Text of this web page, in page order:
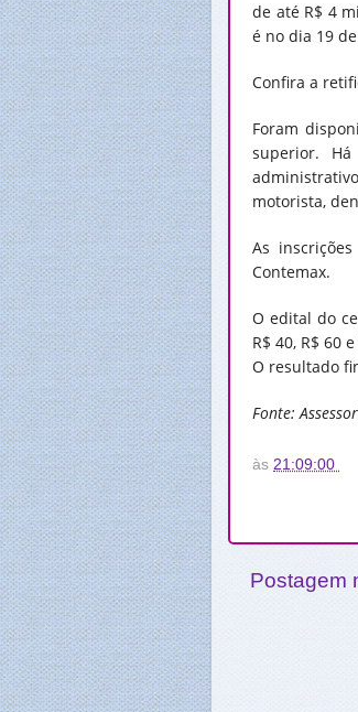
de até R$ 4
é no dia 19
Confira a
Foram
superior.
motorista,
As
Contemax.
O edital do
R$ 40, R$ 60
O resultado
Fonte:
às 21:09:00
Postagem